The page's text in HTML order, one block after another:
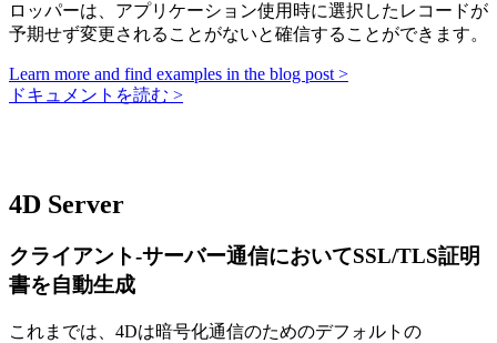
ロッパーは、アプリケーション使用時に選択したレコードが
予期せず変更されることがないと確信することができます。
Learn more and find examples in the blog post >
ドキュメントを読む >
4D Server
クライアント-サーバー通信においてSSL/TLS証明
書を自動生成
これまでは、4Dは暗号化通信のためのデフォルトの